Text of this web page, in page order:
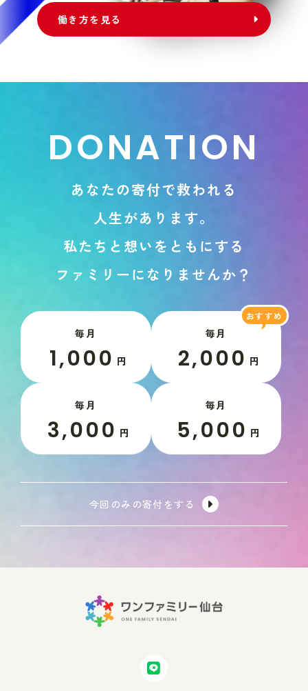
働き方を見る
DONATION
あ な たの寄付で救われ る
人生があ り ま す。
私た ち と 想い を と も にする
フ ァ ミ リ ーに な り ま せんか ？
毎月
1,000 円
毎月
2,000 円
毎月
3,000 円
毎月
5,000 円
今回のみの寄付をする